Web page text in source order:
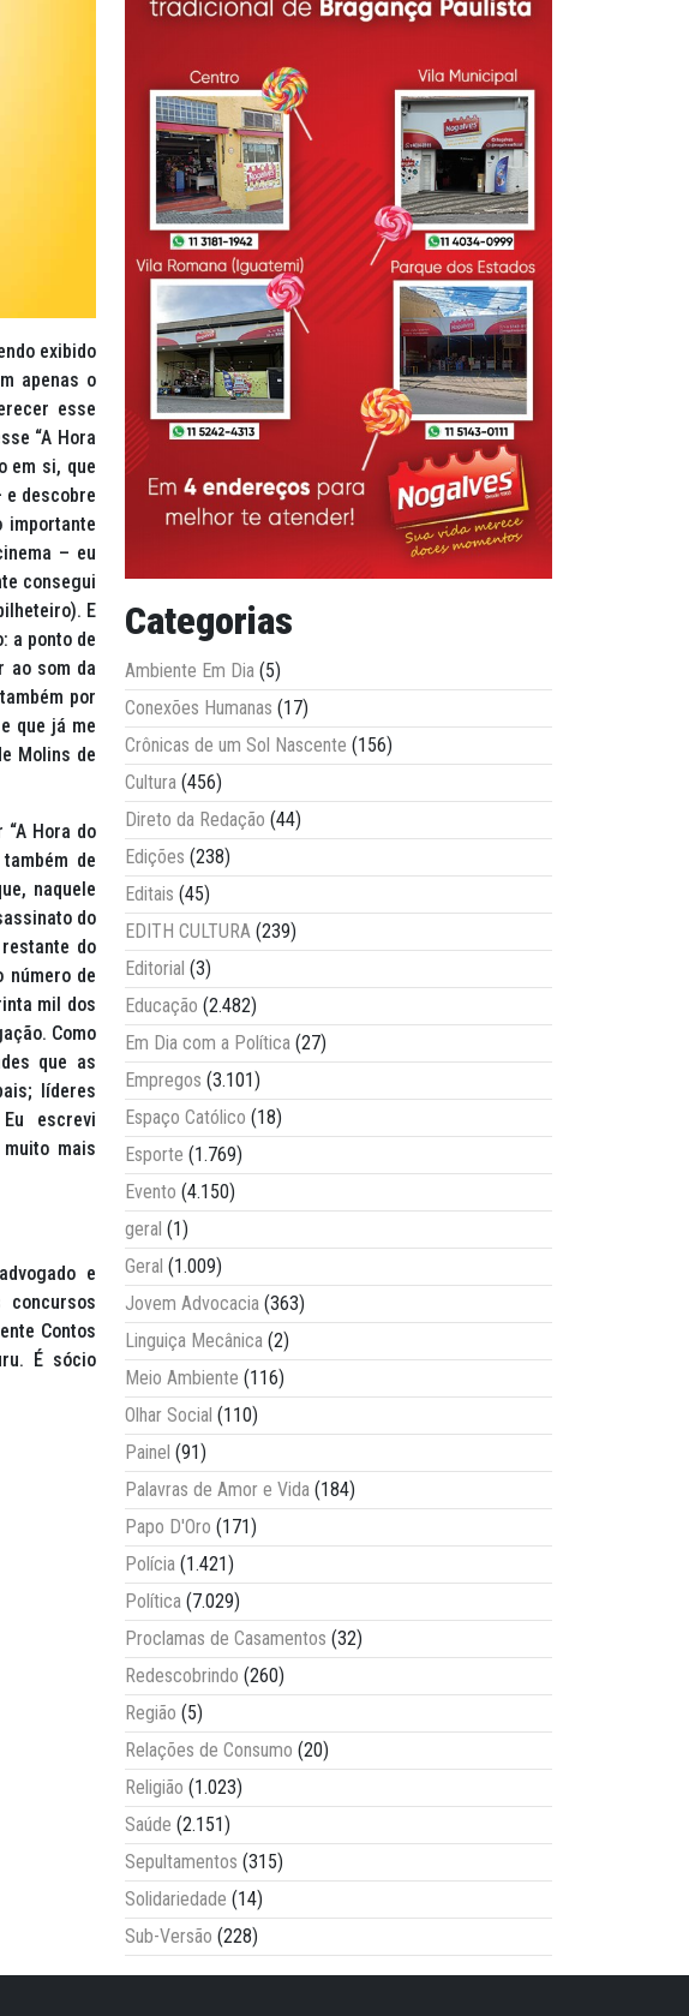
exibido
apenas o
esse
“A Hora
em si, que
e descobre
importante
– eu
consegui
E
a ponto de
ao som da
por
que já me
Molins de
Hora do
de
naquele
do
do
número de
mil dos
Como
que as
líderes
escrevi
mais
e
concursos
Contos
É sócio
Categorias
Ambiente Em Dia (5)
Conexões Humanas (17)
Crônicas de um Sol Nascente (156)
Cultura (456)
Direto da Redação (44)
Edições (238)
Editais (45)
EDITH CULTURA (239)
Editorial (3)
Educação (2.482)
Em Dia com a Política (27)
Empregos (3.101)
Espaço Católico (18)
Esporte (1.769)
Evento (4.150)
geral (1)
Geral (1.009)
Jovem Advocacia (363)
Linguiça Mecânica (2)
Meio Ambiente (116)
Olhar Social (110)
Painel (91)
Palavras de Amor e Vida (184)
Papo D'Oro (171)
Polícia (1.421)
Política (7.029)
Proclamas de Casamentos (32)
Redescobrindo (260)
Região (5)
Relações de Consumo (20)
Religião (1.023)
Saúde (2.151)
Sepultamentos (315)
Solidariedade (14)
Sub-Versão (228)